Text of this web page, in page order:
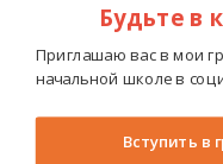
Будьте в
Приглашаю вас в мои
начальной школе в
Вступить в